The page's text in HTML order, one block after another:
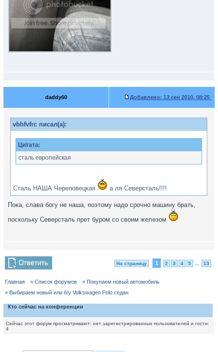
daddy60 Добавлено: 13 сен 2010, 08:25
vbhfvfrc писал(а):
Цитата:
сталь европейская
Сталь НАША Череповецкая а ля Северсталь!!!!
Пока, слава богу не наша, поэтому надо срочно машину брать,
поскольку Северсталь прет буром со своим железом
На страницу 1 2 3 4 5 13
Главная » Список форумов
» Покупаем новый автомобиль
» Выбираем новый или б/у Volkswagen Polo седан
Кто сейчас на конференции
Сейчас этот форум просматривают: нет зарегистрированных пользователей и гости:
4